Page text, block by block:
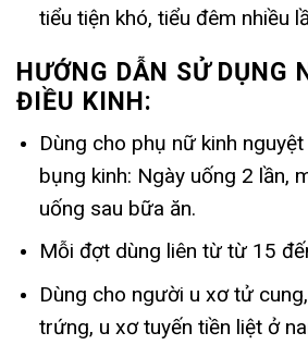
tiểu tiện khó, tiểu đêm nhiều
HƯỚNG DẪN SỬ DỤNG
ĐIỀU KINH:
Dùng cho phụ nữ kinh
bụng kinh: Ngày uống 2 lần,
uống sau bữa ăn.
Mỗi đợt dùng liên từ từ 15
Dùng cho người u xơ tử
trứng, u xơ tuyến tiền liệt ở